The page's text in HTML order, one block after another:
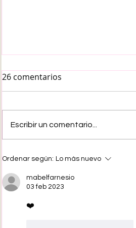
Buscando una agencia de
Abismo Challenger.
26 comentarios
Escribir un comentario...
Ordenar según: Lo más nuevo
mabelfarnesio
03 feb 2023
❤️